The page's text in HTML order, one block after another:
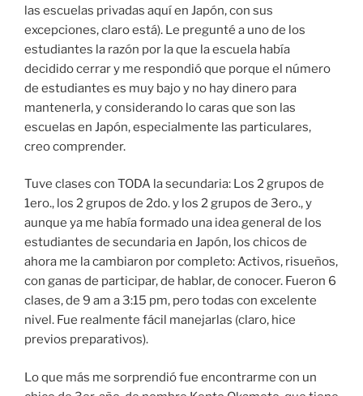
las escuelas privadas aquí en Japón, con sus
excepciones, claro está). Le pregunté a uno de los
estudiantes la razón por la que la escuela había
decidido cerrar y me respondió que porque el número
de estudiantes es muy bajo y no hay dinero para
mantenerla, y considerando lo caras que son las
escuelas en Japón, especialmente las particulares,
creo comprender.
Tuve clases con TODA la secundaria: Los 2 grupos de
1ero., los 2 grupos de 2do. y los 2 grupos de 3ero., y
aunque ya me había formado una idea general de los
estudiantes de secundaria en Japón, los chicos de
ahora me la cambiaron por completo: Activos, risueños,
con ganas de participar, de hablar, de conocer. Fueron 6
clases, de 9 am a 3:15 pm, pero todas con excelente
nivel. Fue realmente fácil manejarlas (claro, hice
previos preparativos).
Lo que más me sorprendió fue encontrarme con un